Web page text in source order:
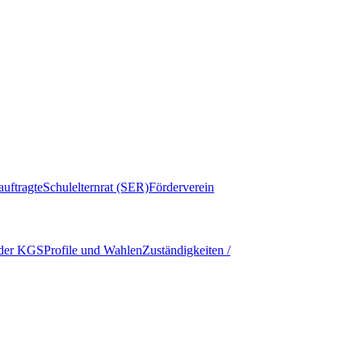
Schulelternrat (SER)Förderverein
KGSProfile und WahlenZuständigkeiten /